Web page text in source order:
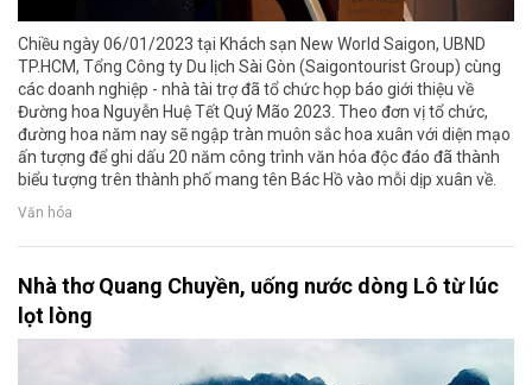
Chiều ngày 06/01/2023 tại Khách sạn New World Saigon, UBND
TP.HCM, Tổng Công ty Du lịch Sài Gòn (Saigontourist Group) cùng
các doanh nghiệp - nhà tài trợ đã tổ chức họp báo giới thiệu về
Đường hoa Nguyễn Huệ Tết Quý Mão 2023. Theo đơn vị tổ chức,
đường hoa năm nay sẽ ngập tràn muôn sắc hoa xuân với diện mạo
ấn tượng để ghi dấu 20 năm công trình văn hóa độc đáo đã thành
biểu tượng trên thành phố mang tên Bác Hồ vào mỗi dịp xuân về.
Văn hóa
Nhà thơ Quang Chuyền, uống nước dòng Lô từ lúc
lọt lòng